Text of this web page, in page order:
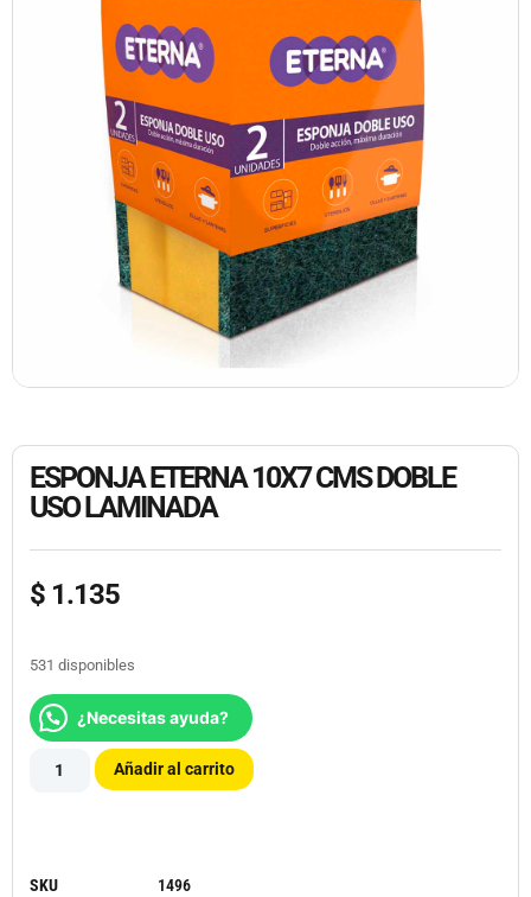
ESPONJA ETERNA 10X7 CMS DOBLE
USO LAMINADA
$ 1.135
531 disponibles
¿Necesitas ayuda?
Añadir al carrito
SKU
1496